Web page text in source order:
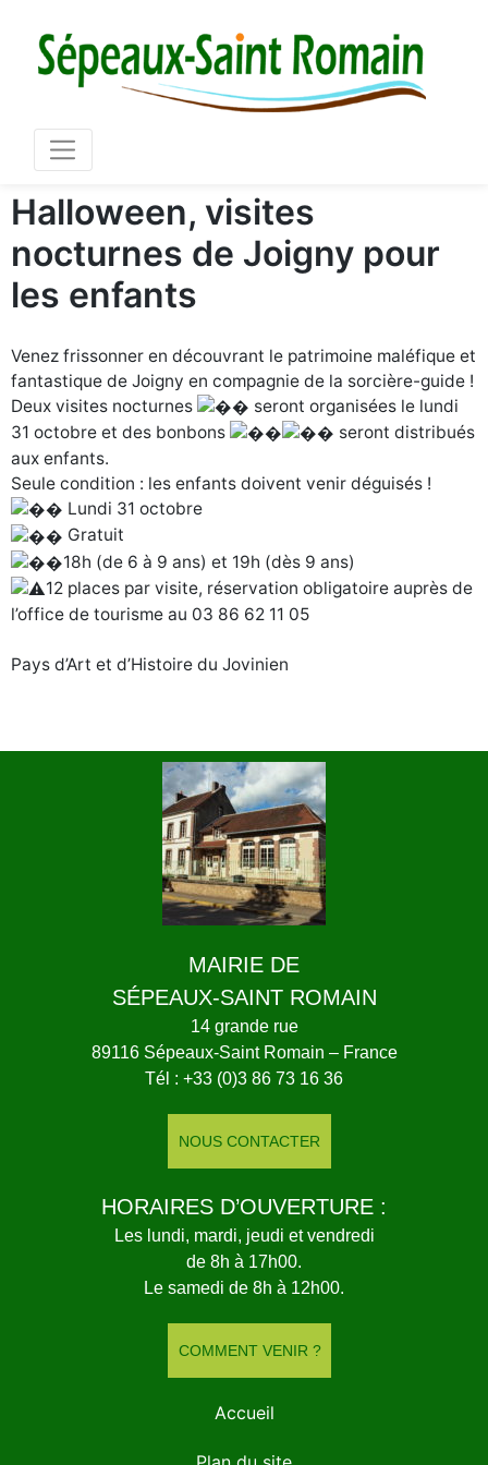
03 86 73 16 36
Halloween, visites
nocturnes de Joigny pour
les enfants
Venez frissonner en découvrant le patrimoine maléfique et
fantastique de Joigny en compagnie de la sorcière-guide !
Deux visites nocturnes
seront organisées le lundi
31 octobre et des bonbons
seront distribués
aux enfants.
Seule condition : les enfants doivent venir déguisés !
Lundi 31 octobre
Gratuit
18h (de 6 à 9 ans) et 19h (dès 9 ans)
12 places par visite, réservation obligatoire auprès de
l’office de tourisme au 03 86 62 11 05
Pays d’Art et d’Histoire du Jovinien
MAIRIE DE
SÉPEAUX-SAINT ROMAIN
14 grande rue
89116 Sépeaux-Saint Romain – France
Tél : +33 (0)3 86 73 16 36
NOUS CONTACTER
HORAIRES D’OUVERTURE :
Les lundi, mardi, jeudi et vendredi
de 8h à 17h00.
Le samedi de 8h à 12h00.
COMMENT VENIR ?
Accueil